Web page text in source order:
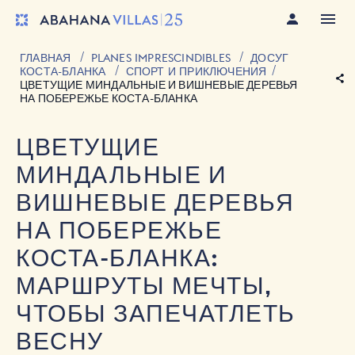
ГЛАВНАЯ PLANES IMPRESCINDIBLES
ДОСУГ
КОСТА-БЛАНКА
СПОРТ И ПРИКЛЮЧЕНИЯ
ЦВЕТУЩИЕ МИНДАЛЬНЫЕ И ВИШНЕВЫЕ ДЕРЕВЬЯ
НА ПОБЕРЕЖЬЕ КОСТА-БЛАНКА
ЦВЕТУЩИЕ
МИНДАЛЬНЫЕ И
ВИШНЕВЫЕ ДЕРЕВЬЯ
НА ПОБЕРЕЖЬЕ
КОСТА-БЛАНКА:
МАРШРУТЫ МЕЧТЫ,
ЧТОБЫ ЗАПЕЧАТЛЕТЬ
ВЕСНУ